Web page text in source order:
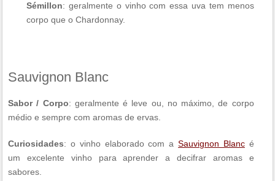
Sémillon: geralmente o vinho com essa uva tem menos
corpo que o Chardonnay.
Sauvignon Blanc
Sabor / Corpo: geralmente é leve ou, no máximo, de corpo
médio e sempre com aromas de ervas.
Curiosidades: o vinho elaborado com aSauvignon Blancé
um excelente vinho para aprender a decifrar aromas e
sabores.